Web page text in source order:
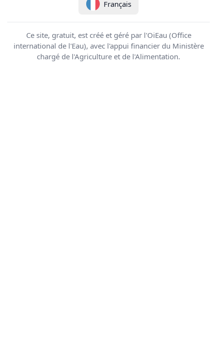
Français
Ce site, gratuit, est créé et géré par l'OiEau (Office
international de l'Eau), avec l'appui financier du Ministère
chargé de l'Agriculture et de l'Alimentation.